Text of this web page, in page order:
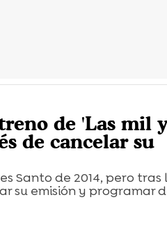
de 'Las mil
de cancelar su
Santo de 2014, pero
su emisión y programar